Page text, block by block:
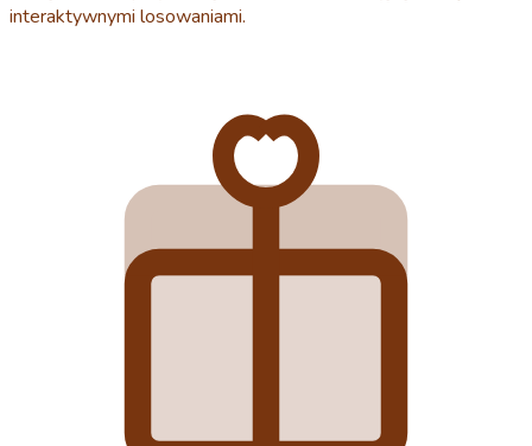
interaktywnymi losowaniami.